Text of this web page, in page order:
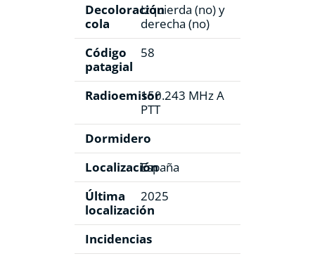
Decoloración
cola
Izquierda (no) y
derecha (no)
Código
patagial
58
Radioemisor150.243 MHz A
PTT
Dormidero
LocalizaciónEspaña
Última
localización
2025
Incidencias